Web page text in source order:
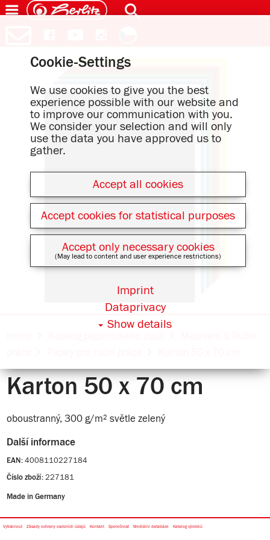
Karton 50 x 70 cm
oboustranný, 300 g/m² světle zelený
Další informace
EAN: 4008110227184
Číslo zboží: 227181
Made in Germany
Vytisknout Zásady ochrany osobních údajů Kontakt Společnost Mediální databáze Katalog výrobků
Cookie-Settings
We use cookies to give you the best
experience possible with our website and
to improve our communication with you.
We consider your selection and will only
use the data you have approved us to
gather.
Accept all cookies
Accept cookies for statistical purposes
Accept only necessary cookies
(May lead to content and user experience restrictions)
Show details
Dataprivacy
Imprint